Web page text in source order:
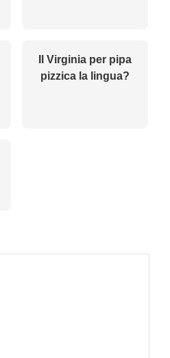
Il Virginia per pipa
pizzica la lingua?